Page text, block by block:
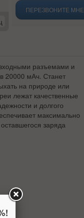
ПЕРЕЗВОНИТЕ МНЕ
разъемами и
20000 мАч. Станет
на природе или
лежат качественные
и долгого
максимально
заряда